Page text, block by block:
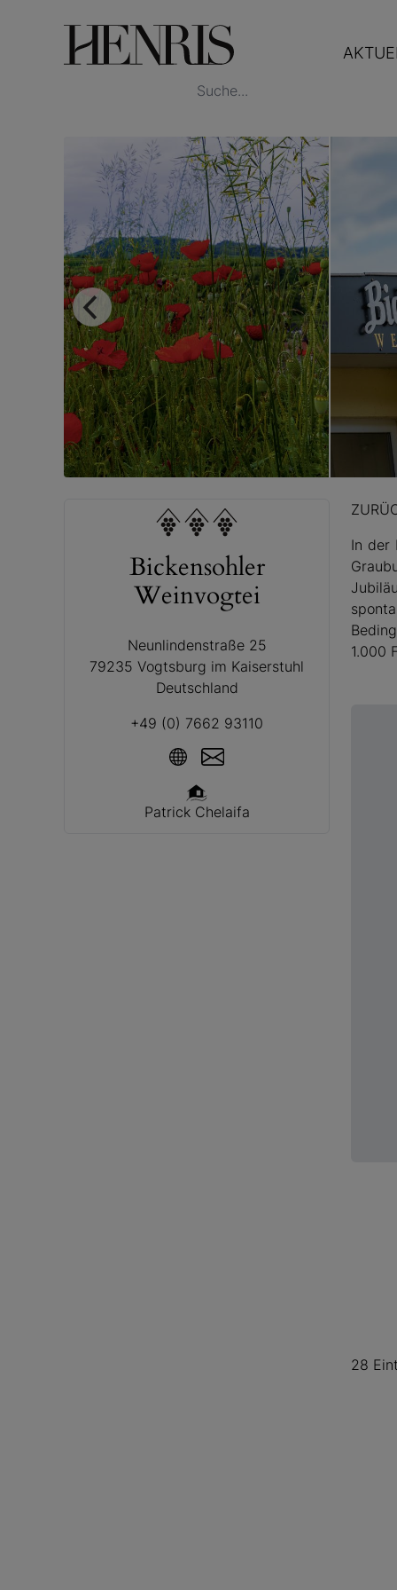
Bickensohler
Weinvogtei
Neunlindenstraße 25
79235 Vogtsburg im Kaiserstuhl
Deutschland
+49 (0) 7662 93110
Patrick Chelaifa
In der
1.000
28